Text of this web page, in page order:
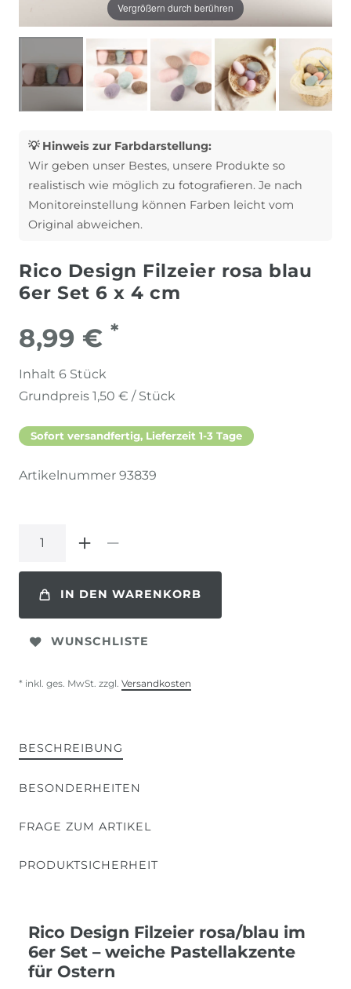
Vergrößern durch berühren
💡 Hinweis zur Farbdarstellung:
Wir geben unser Bestes, unsere Produkte so
realistisch wie möglich zu fotografieren. Je nach
Monitoreinstellung können Farben leicht vom
Original abweichen.
Rico Design Filzeier rosa blau
6er Set 6 x 4 cm
8,99 € *
Inhalt 6 Stück
Grundpreis 1,50 € / Stück
Sofort versandfertig, Lieferzeit 1-3 Tage
Artikelnummer 93839
IN DEN WARENKORB
WUNSCHLISTE
* inkl. ges. MwSt. zzgl. Versandkosten
BESCHREIBUNG
BESONDERHEITEN
FRAGE ZUM ARTIKEL
PRODUKTSICHERHEIT
Rico Design Filzeier rosa/blau im
6er Set – weiche Pastellakzente
für Ostern